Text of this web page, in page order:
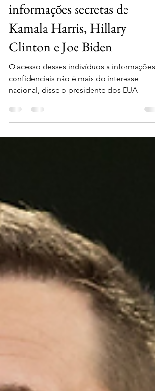
Trump revoga acesso a
informações secretas de
Kamala Harris, Hillary
Clinton e Joe Biden
O acesso desses indivíduos a informações
confidenciais não é mais do interesse
nacional, disse o presidente dos EUA